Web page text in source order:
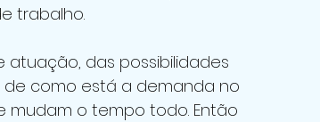
trabalho.
atuação, das possibilidades
de como está a demanda no
mudam o tempo todo. Então